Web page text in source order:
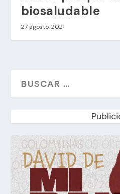
biosaludable
27 agosto, 2021